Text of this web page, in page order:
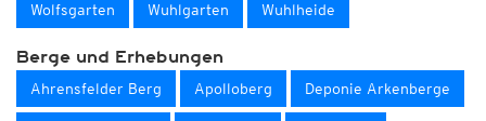
Wolfsgarten Wuhlgarten Wuhlheide
Berge und Erhebungen
Ahrensfelder Berg Apolloberg Deponie Arkenberge